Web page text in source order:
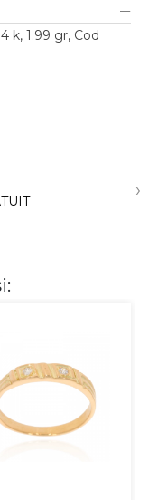
k, 1.99 gr, Cod
›